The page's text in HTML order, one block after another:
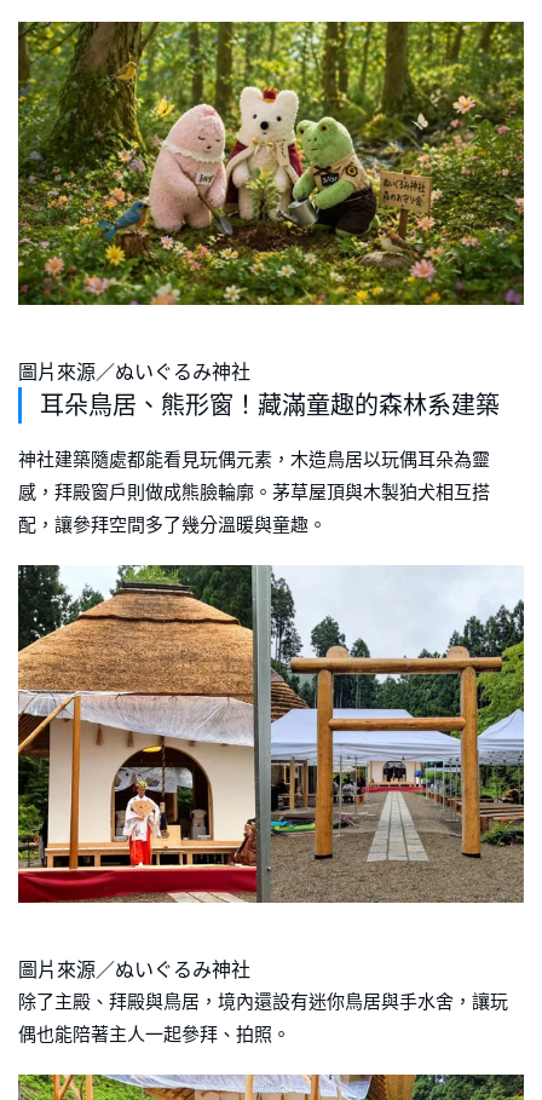
圖片來源／ぬいぐるみ神社
耳朵鳥居、熊形窗！藏滿童趣的森林系建築
神社建築隨處都能看見玩偶元素，木造鳥居以玩偶耳朵為靈
感，拜殿窗戶則做成熊臉輪廓。茅草屋頂與木製狛犬相互搭
配，讓參拜空間多了幾分溫暖與童趣。
圖片來源／ぬいぐるみ神社
除了主殿、拜殿與鳥居，境內還設有迷你鳥居與手水舍，讓玩
偶也能陪著主人一起參拜、拍照。